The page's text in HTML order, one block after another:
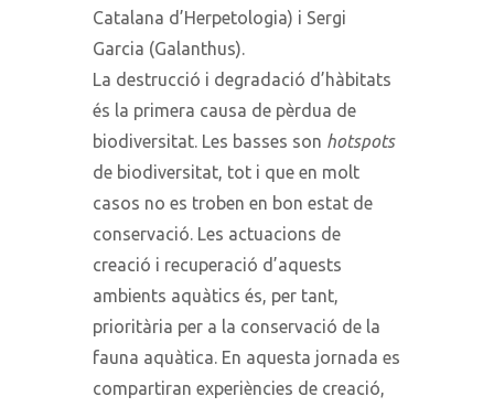
Catalana d’Herpetologia) i Sergi
Garcia (Galanthus).
La destrucció i degradació d’hàbitats
és la primera causa de pèrdua de
biodiversitat. Les basses son hotspots
de biodiversitat, tot i que en molt
casos no es troben en bon estat de
conservació. Les actuacions de
creació i recuperació d’aquests
ambients aquàtics és, per tant,
prioritària per a la conservació de la
fauna aquàtica. En aquesta jornada es
compartiran experiències de creació,